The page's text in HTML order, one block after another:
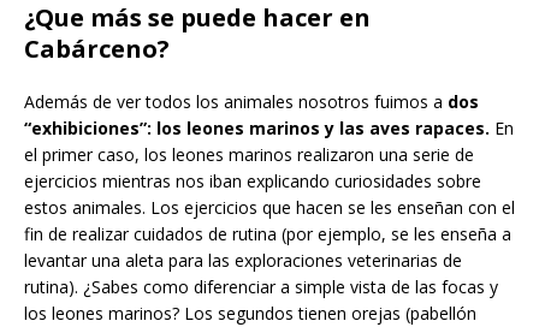
¿Que más se puede hacer en
Cabárceno?
Además de ver todos los animales nosotros fuimos a dos
“exhibiciones”: los leones marinos y las aves rapaces. En
el primer caso, los leones marinos realizaron una serie de
ejercicios mientras nos iban explicando curiosidades sobre
estos animales. Los ejercicios que hacen se les enseñan con el
fin de realizar cuidados de rutina (por ejemplo, se les enseña a
levantar una aleta para las exploraciones veterinarias de
rutina). ¿Sabes como diferenciar a simple vista de las focas y
los leones marinos? Los segundos tienen orejas (pabellón